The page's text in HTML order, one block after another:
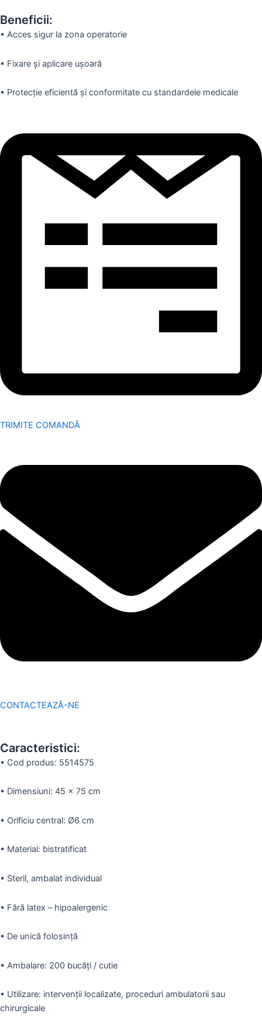
Beneficii:
• Acces sigur la zona operatorie
• Fixare și aplicare ușoară
• Protecție eficientă și conformitate cu standardele medicale
TRIMITE COMANDĂ
CONTACTEAZĂ-NE
Caracteristici:
• Cod produs: 5514575
• Dimensiuni: 45 x 75 cm
• Orificiu central: Ø6 cm
• Material: bistratificat
• Steril, ambalat individual
• Fără latex – hipoalergenic
• De unică folosință
• Ambalare: 200 bucăți / cutie
• Utilizare: intervenții localizate, proceduri ambulatorii sau
chirurgicale